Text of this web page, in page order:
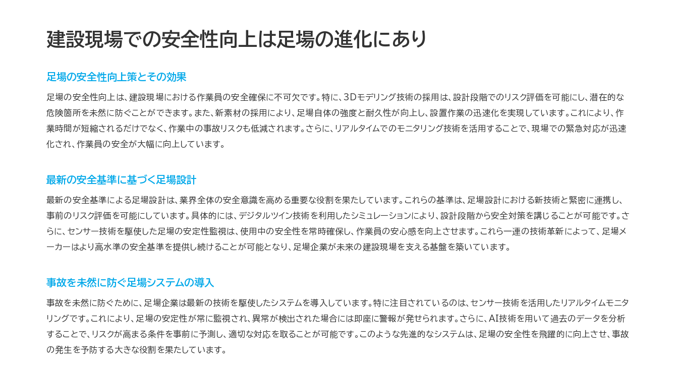
足場設置の未来を変えるロボティクス
自動化が実現する足場の新しい常識
サステナブルな足場技術への移行
建設現場での安全性向上は足場の進化にあり
足場の安全性向上策とその効果
足場の安全性向上は、建設現場における作業員の安全確保に不可欠です。特に、3Dモデリング技術の採用は、設計段階でのリスク評価を可能にし、潜在的な
危険箇所を未然に防ぐことができます。また、新素材の採用により、足場自体の強度と耐久性が向上し、設置作業の迅速化を実現しています。これにより、作
業時間が短縮されるだけでなく、作業中の事故リスクも低減されます。さらに、リアルタイムでのモニタリング技術を活用することで、現場での緊急対応が迅速
化され、作業員の安全が大幅に向上しています。
最新の安全基準に基づく足場設計
最新の安全基準による足場設計は、業界全体の安全意識を高める重要な役割を果たしています。これらの基準は、足場設計における新技術と緊密に連携し、
事前のリスク評価を可能にしています。具体的には、デジタルツイン技術を利用したシミュレーションにより、設計段階から安全対策を講じることが可能です。さ
らに、センサー技術を駆使した足場の安定性監視は、使用中の安全性を常時確保し、作業員の安心感を向上させます。これら一連の技術革新によって、足場メ
ーカーはより高水準の安全基準を提供し続けることが可能となり、足場企業が未来の建設現場を支える基盤を築いています。
事故を未然に防ぐ足場システムの導入
事故を未然に防ぐために、足場企業は最新の技術を駆使したシステムを導入しています。特に注目されているのは、センサー技術を活用したリアルタイムモニタ
リングです。これにより、足場の安定性が常に監視され、異常が検出された場合には即座に警報が発せられます。さらに、AI技術を用いて過去のデータを分析
することで、リスクが高まる条件を事前に予測し、適切な対応を取ることが可能です。このような先進的なシステムは、足場の安全性を飛躍的に向上させ、事故
の発生を予防する大きな役割を果たしています。